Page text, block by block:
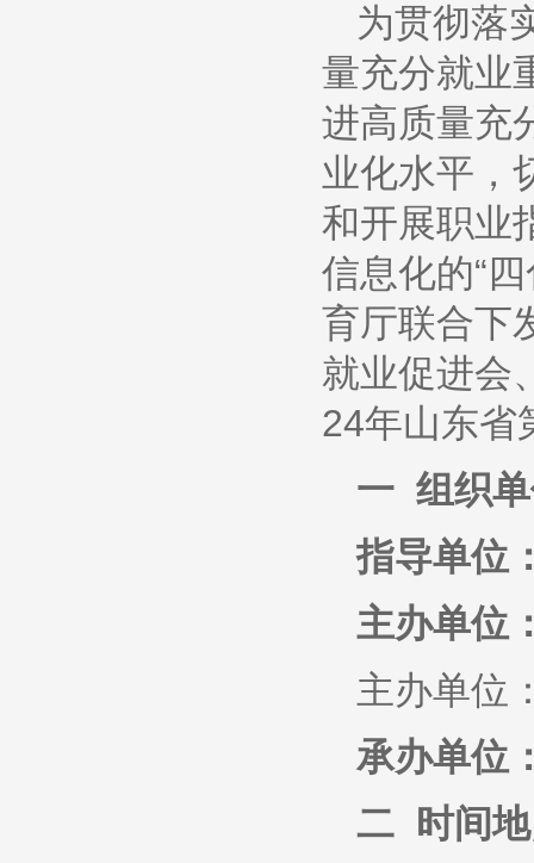
为贯彻落
量充分就业
进高质量充
业化水平，
和开展职业
信息化的“
育厅联合下
就业促进会
24年山东省
一 组织
指导单位
主办单位
主办单位
承办单位
二 时间